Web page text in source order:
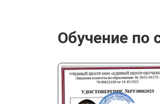
Обучение по